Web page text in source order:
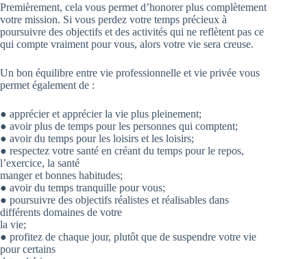
Premièrement, cela vous permet d’honorer plus complètement
votre mission. Si vous perdez votre temps précieux à
poursuivre des objectifs et des activités qui ne reflètent pas ce
qui compte vraiment pour vous, alors votre vie sera creuse.
Un bon équilibre entre vie professionnelle et vie privée vous
permet également de :
● apprécier et apprécier la vie plus pleinement;
● avoir plus de temps pour les personnes qui comptent;
● avoir du temps pour les loisirs et les loisirs;
● respectez votre santé en créant du temps pour le repos,
l’exercice, la santé
manger et bonnes habitudes;
● avoir du temps tranquille pour vous;
● poursuivre des objectifs réalistes et réalisables dans
différents domaines de votre
la vie;
● profitez de chaque jour, plutôt que de suspendre votre vie
pour certains